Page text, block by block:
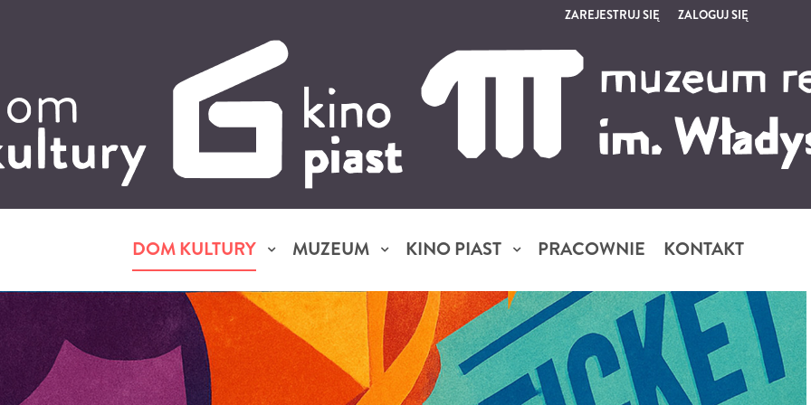
ZAREJESTRUJ SIĘ ZALOGUJ SIĘ
0,00
14
DOM KULTURY MUZEUM KINO PIAST PRACOWNIE KONTAKT